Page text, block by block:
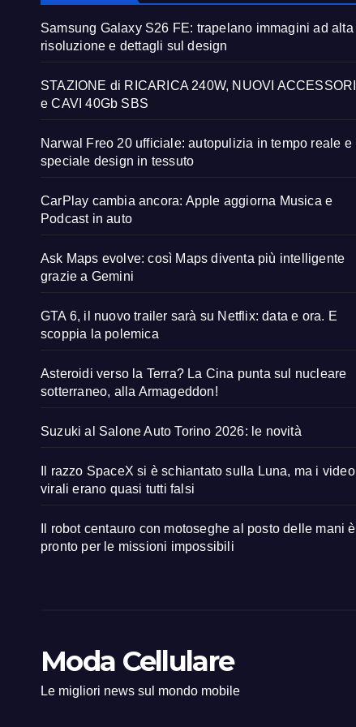
Samsung Galaxy S26 FE: trapelano immagini ad alta
risoluzione e dettagli sul design
STAZIONE di RICARICA 240W, NUOVI ACCESSORI
e CAVI 40Gb SBS
Narwal Freo 20 ufficiale: autopulizia in tempo reale e
speciale design in tessuto
CarPlay cambia ancora: Apple aggiorna Musica e
Podcast in auto
Ask Maps evolve: così Maps diventa più intelligente
grazie a Gemini
GTA 6, il nuovo trailer sarà su Netflix: data e ora. E
scoppia la polemica
Asteroidi verso la Terra? La Cina punta sul nucleare
sotterraneo, alla Armageddon!
Suzuki al Salone Auto Torino 2026: le novità
Il razzo SpaceX si è schiantato sulla Luna, ma i video
virali erano quasi tutti falsi
Il robot centauro con motoseghe al posto delle mani è
pronto per le missioni impossibili
Moda Cellulare
Le migliori news sul mondo mobile